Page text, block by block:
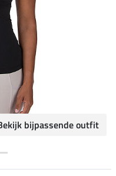
bijpassende outfit